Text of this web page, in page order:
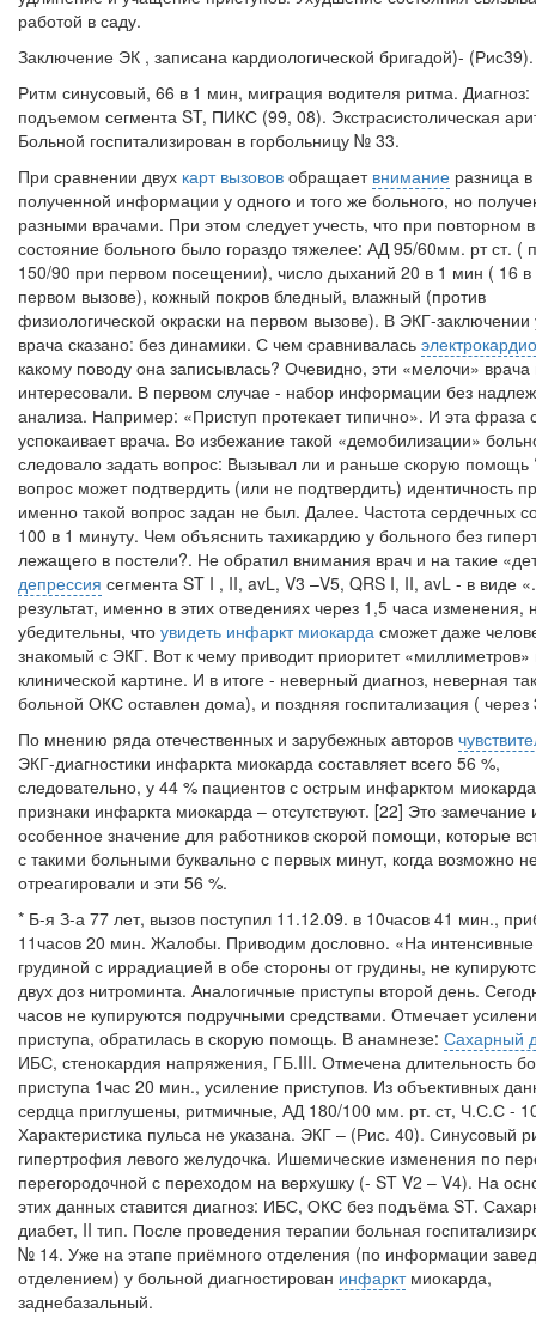
работой в саду.
Заключение ЭК , записана кардиологической бригадой)- (Рис39).
Ритм синусовый, 66 в 1 мин, миграция водителя ритма.
подъемом сегмента ST, ПИКС (99, 08). Экстрасистолическая
Больной госпитализирован в горбольницу № 33.
При сравнении двух карт вызовов обращает внимание разница в
полученной информации у одного и того же больного, но
разными врачами. При этом следует учесть, что при повторном
состояние больного было гораздо тяжелее: АД 95/60мм. рт ст. (
150/90 при первом посещении), число дыханий 20 в 1 мин ( 16
первом вызове), кожный покров бледный, влажный (против
физиологической окраски на первом вызове). В ЭКГ-заключении
врача сказано: без динамики. С чем сравнивалась
какому поводу она записывлась? Очевидно, эти «мелочи» врача
интересовали. В первом случае - набор информации без
анализа. Например: «Приступ протекает типично». И эта фраза
успокаивает врача. Во избежание такой «демобилизации»
следовало задать вопрос: Вызывал ли и раньше скорую помощь
вопрос может подтвердить (или не подтвердить) идентичность
именно такой вопрос задан не был. Далее. Частота сердечных
100 в 1 минуту. Чем объяснить тахикардию у больного без
лежащего в постели?. Не обратил внимания врач и на такие
депрессия сегмента ST I , II, avL, V3 –V5, QRS I, II, avL - в виде «.
результат, именно в этих отведениях через 1,5 часа изменения,
убедительны, что увидеть инфаркт миокарда сможет даже
знакомый с ЭКГ. Вот к чему приводит приоритет
клинической картине. И в итоге - неверный диагноз, неверная
больной ОКС оставлен дома), и поздняя госпитализация ( через
По мнению ряда отечественных и зарубежных авторов
ЭКГ-диагностики инфаркта миокарда составляет всего 56 %,
следовательно, у 44 % пациентов с острым инфарктом
признаки инфаркта миокарда – отсутствуют. [22] Это замечание
особенное значение для работников скорой помощи, которые
с такими больными буквально с первых минут, когда возможно
отреагировали и эти 56 %.
* Б-я З-а 77 лет, вызов поступил 11.12.09. в 10часов 41 мин.,
11часов 20 мин. Жалобы. Приводим дословно. «На интенсивные
грудиной с иррадиацией в обе стороны от грудины, не
двух доз нитроминта. Аналогичные приступы второй день.
часов не купируются подручными средствами. Отмечает
приступа, обратилась в скорую помощь. В анамнезе: Сахарный
ИБС, стенокардия напряжения, ГБ.III. Отмечена длительность
приступа 1час 20 мин., усиление приступов. Из объективных
сердца приглушены, ритмичные, АД 180/100 мм. рт. ст, Ч.С.С -
Характеристика пульса не указана. ЭКГ – (Рис. 40). Синусовый
гипертрофия левого желудочка. Ишемические изменения по
перегородочной с переходом на верхушку (- ST V2 – V4). На
этих данных ставится диагноз: ИБС, ОКС без подъёма ST.
диабет, II тип. После проведения терапии больная
№ 14. Уже на этапе приёмного отделения (по информации
отделением) у больной диагностирован инфарктмиокарда,
заднебазальный.